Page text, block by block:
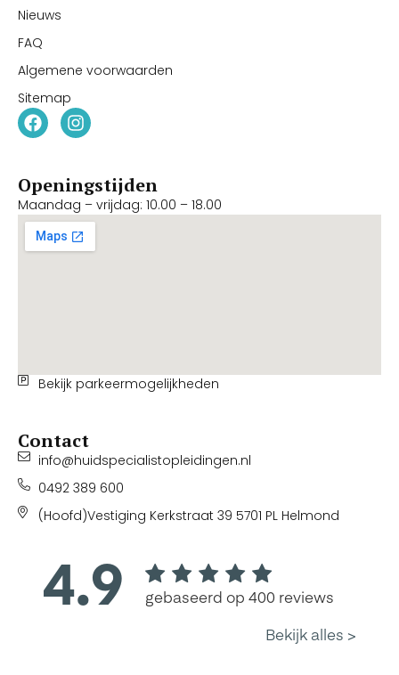
Nieuws
FAQ
Algemene voorwaarden
Sitemap
Openingstijden
Maandag – vrijdag: 10.00 – 18.00
Bekijk parkeermogelijkheden
Contact
info@huidspecialistopleidingen.nl
0492 389 600
(Hoofd)Vestiging Kerkstraat 39 5701 PL Helmond